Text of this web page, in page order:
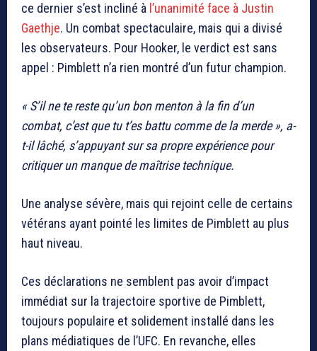
ce dernier s’est incliné à l’unanimité face à Justin
Gaethje. Un combat spectaculaire, mais qui a divisé
les observateurs. Pour Hooker, le verdict est sans
appel : Pimblett n’a rien montré d’un futur champion.
« S’il ne te reste qu’un bon menton à la fin d’un
combat, c’est que tu t’es battu comme de la merde », a-
t-il lâché, s’appuyant sur sa propre expérience pour
critiquer un manque de maîtrise technique.
Une analyse sévère, mais qui rejoint celle de certains
vétérans ayant pointé les limites de Pimblett au plus
haut niveau.
Ces déclarations ne semblent pas avoir d’impact
immédiat sur la trajectoire sportive de Pimblett,
toujours populaire et solidement installé dans les
plans médiatiques de l’UFC. En revanche, elles